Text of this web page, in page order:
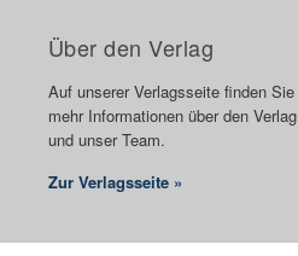
Über den Verlag
Auf unserer Verlagsseite finden Sie
mehr Informationen über den Verlag
und unser Team.
Zur Verlagsseite »